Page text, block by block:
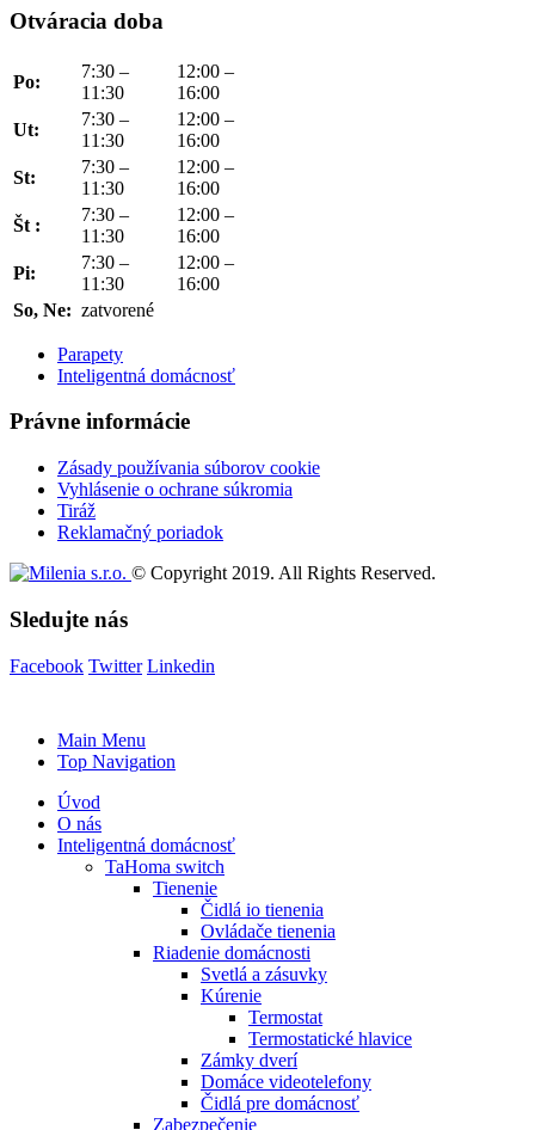
Otváracia doba
Po:
7:30 –
11:30
12:00 –
16:00
Ut:
7:30 –
11:30
12:00 –
16:00
St:
7:30 –
11:30
12:00 –
16:00
Št :
7:30 –
11:30
12:00 –
16:00
Pi:
7:30 –
11:30
12:00 –
16:00
So, Ne: zatvorené
Parapety
Inteligentná domácnosť
Právne informácie
Zásady používania súborov cookie
Vyhlásenie o ochrane súkromia
Tiráž
Reklamačný poriadok
© Copyright 2019. All Rights Reserved.
Sledujte nás
Facebook Twitter Linkedin
Main Menu
Top Navigation
Úvod
O nás
Inteligentná domácnosť
TaHoma switch
Tienenie
Čidlá io tienenia
Ovládače tienenia
Riadenie domácnosti
Svetlá a zásuvky
Kúrenie
Termostat
Termostatické hlavice
Zámky dverí
Domáce videotelefony
Čidlá pre domácnosť
Zabezpečenie